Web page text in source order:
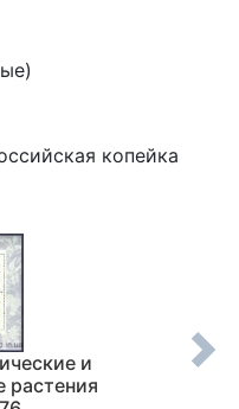
копейка
и
растения